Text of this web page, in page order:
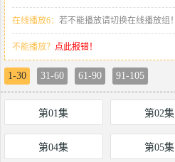
在线播放6： 若不能播放请切换在线播放组！
不能播放？ 点此报错！
1-30 31-60 61-90 91-105
第01集 第02集
第04集 第05集